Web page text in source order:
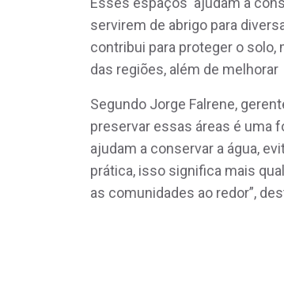
servirem de abrigo para
contribui para proteger o solo,
das regiões, além de
Segundo Jorge Falrene,
preservar essas áreas é uma
ajudam a conservar a água,
prática, isso significa mais
as comunidades ao redor”,